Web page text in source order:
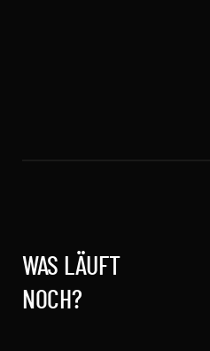
WAS LÄUFT
NOCH?